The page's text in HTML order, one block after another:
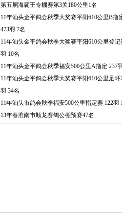
第五届海霸王专棚赛第3关180公里1名
11年汕头金平鸽会秋季大奖赛平阳610公里B指
473羽 7名
11年汕头金平鸽会秋季大奖赛平阳610公里登记
羽 10名
11年汕头金平鸽会秋季福安500公里A指定 237
11年汕头金平鸽会秋季大奖赛平阳610公里足环
羽 34名
11年汕头市鸽会秋季福安500公里指定赛 122羽
13年春淮南市顺龙赛鸽公棚预赛47名